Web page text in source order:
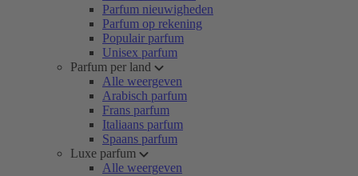
Parfum nieuwigheden
Parfum op rekening
Populair parfum
Unisex parfum
Parfum per land
Alle weergeven
Arabisch parfum
Frans parfum
Italiaans parfum
Spaans parfum
Luxe parfum
Alle weergeven